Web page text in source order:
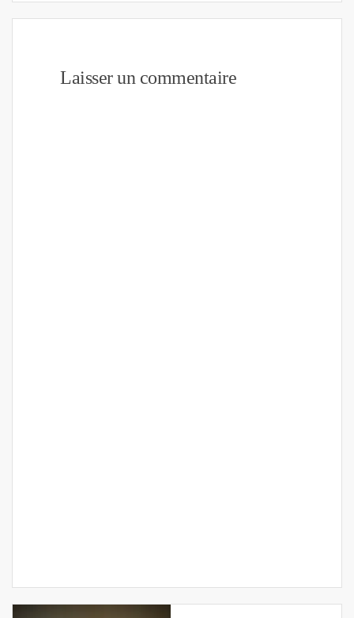
Laisser un commentaire